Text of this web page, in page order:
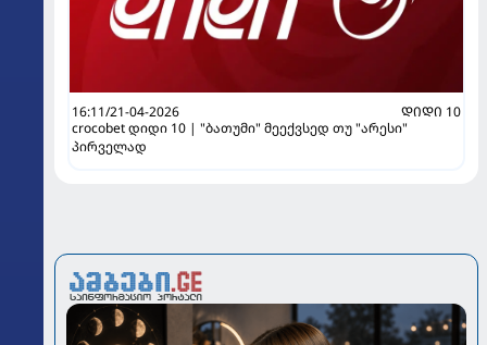
16:11/21-04-2026
ᲓᲘᲓᲘ 10
crocobet დიდი 10 | "ბათუმი" მეექვსედ თუ "არესი"
პირველად